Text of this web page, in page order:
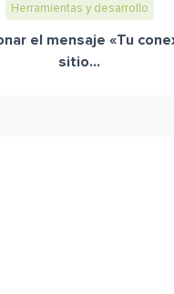
Herramientas y desarrollo
el mensaje «Tu
sitio...